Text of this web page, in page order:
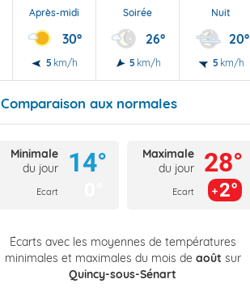
Après-midi
30°
5 km/h
Soirée
26°
5 km/h
Nuit
20°
5 km/h
Comparaison aux normales
Minimale
du jour
Ecart
14°
Maximale
du jour
Ecart
28°
2°
Écarts avec les moyennes de températures
minimales et maximales du mois de août sur
Quincy-sous-Sénart